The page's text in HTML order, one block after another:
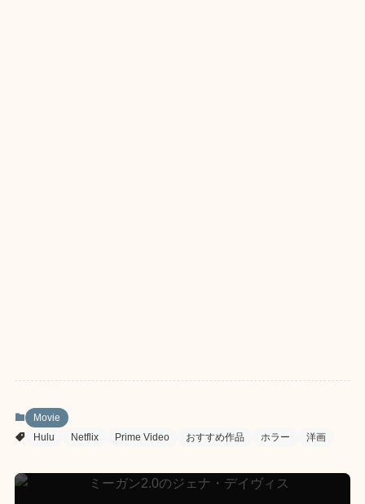
Movie
Hulu
Netflix Prime Video おすすめ作品 ホラー 洋画